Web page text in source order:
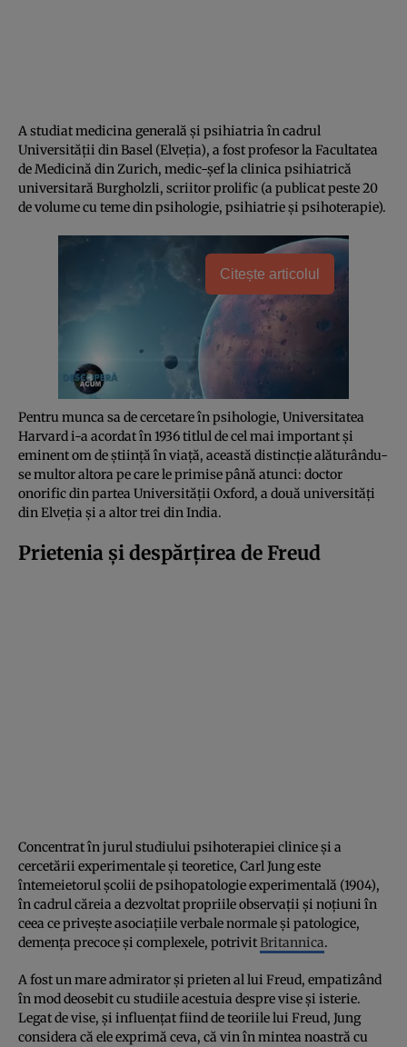
A studiat medicina generală și psihiatria în cadrul
Universității din Basel (Elveția), a fost profesor la Facultatea
de Medicină din Zurich, medic-șef la clinica psihiatrică
universitară Burgholzli, scriitor prolific (a publicat peste 20
de volume cu teme din psihologie, psihiatrie și psihoterapie).
Citește articolul
Pentru munca sa de cercetare în psihologie, Universitatea
Harvard i-a acordat în 1936 titlul de cel mai important și
eminent om de știință în viață, această distincție alăturându-
se multor altora pe care le primise până atunci: doctor
onorific din partea Universității Oxford, a două universități
din Elveția și a altor trei din India.
Prietenia și despărțirea de Freud
Concentrat în jurul studiului psihoterapiei clinice și a
cercetării experimentale și teoretice, Carl Jung este
întemeietorul școlii de psihopatologie experimentală (1904),
în cadrul căreia a dezvoltat propriile observații și noțiuni în
ceea ce privește asociațiile verbale normale și patologice,
demența precoce și complexele, potrivitBritannica.
A fost un mare admirator și prieten al lui Freud, empatizând
în mod deosebit cu studiile acestuia despre vise și isterie.
Legat de vise, și influențat fiind de teoriile lui Freud, Jung
considera că ele exprimă ceva, că vin în mintea noastră cu